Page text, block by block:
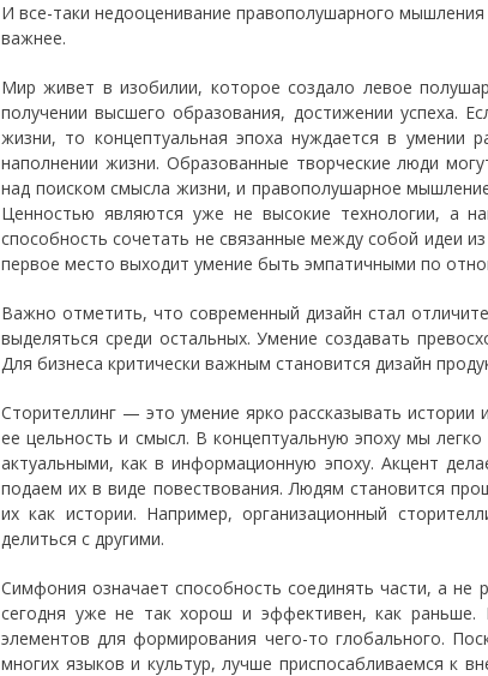
И все-таки недооценивание правополушарного
важнее.
Мир живет в изобилии, которое создало левое
получении высшего образования, достижении успеха.
жизни, то концептуальная эпоха нуждается в умении
наполнении жизни. Образованные творческие люди
над поиском смысла жизни, и правополушарное
Ценностью являются уже не высокие технологии, а
способность сочетать не связанные между собой идеи
первое место выходит умение быть эмпатичными по
Важно отметить, что современный дизайн стал
выделяться среди остальных. Умение создавать
Для бизнеса критически важным становится дизайн
Сторителлинг — это умение ярко рассказывать
ее цельность и смысл. В концептуальную эпоху мы
актуальными, как в информационную эпоху. Акцент
подаем их в виде повествования. Людям становится
их как истории. Например, организационный
делиться с другими.
Симфония означает способность соединять части, а не
сегодня уже не так хорош и эффективен, как раньше.
элементов для формирования чего-то глобального.
многих языков и культур, лучше приспосабливаемся к